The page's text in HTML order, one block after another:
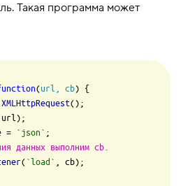
Такая программа может
(url, cb) {
XMLHttpRequest();
url);
= `json` ;
данных выполним cb.
( `load`
, cb);